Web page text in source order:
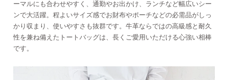
ーマルにも合わせやすく、通勤やお出かけ、ランチなど幅広いシー
ンで大活躍。程よいサイズ感でお財布やポーチなどの必需品がしっ
かり収まり、使いやすさも抜群です。牛革ならではの高級感と耐久
性を兼ね備えたトートバッグは、長くご愛用いただける心強い相棒
です。